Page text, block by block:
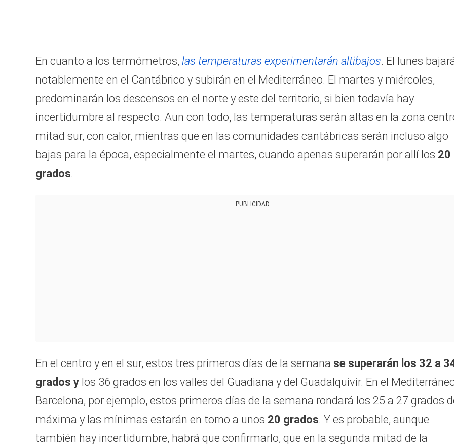
En cuanto a los termómetros, las temperaturas experimentarán altibajos. El lunes
notablemente en el Cantábrico y subirán en el Mediterráneo. El martes y miércoles,
predominarán los descensos en el norte y este del territorio, si bien todavía hay
incertidumbre al respecto. Aun con todo, las temperaturas serán altas en la zona
mitad sur, con calor, mientras que en las comunidades cantábricas serán incluso algo
bajas para la época, especialmente el martes, cuando apenas superarán por allí los 20
grados.
PUBLICIDAD
En el centro y en el sur, estos tres primeros días de la semana se superarán los 32 a
grados y los 36 grados en los valles del Guadiana y del Guadalquivir. En el
Barcelona, por ejemplo, estos primeros días de la semana rondará los 25 a 27 grados
máxima y las mínimas estarán en torno a unos 20 grados. Y es probable, aunque
también hay incertidumbre, habrá que confirmarlo, que en la segunda mitad de la